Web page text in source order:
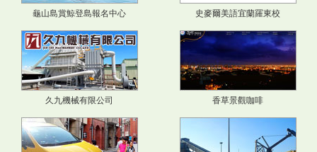
龜山島賞鯨登島報名中心 史麥爾美語宜蘭羅東校
久九機械有限公司 香草景觀咖啡